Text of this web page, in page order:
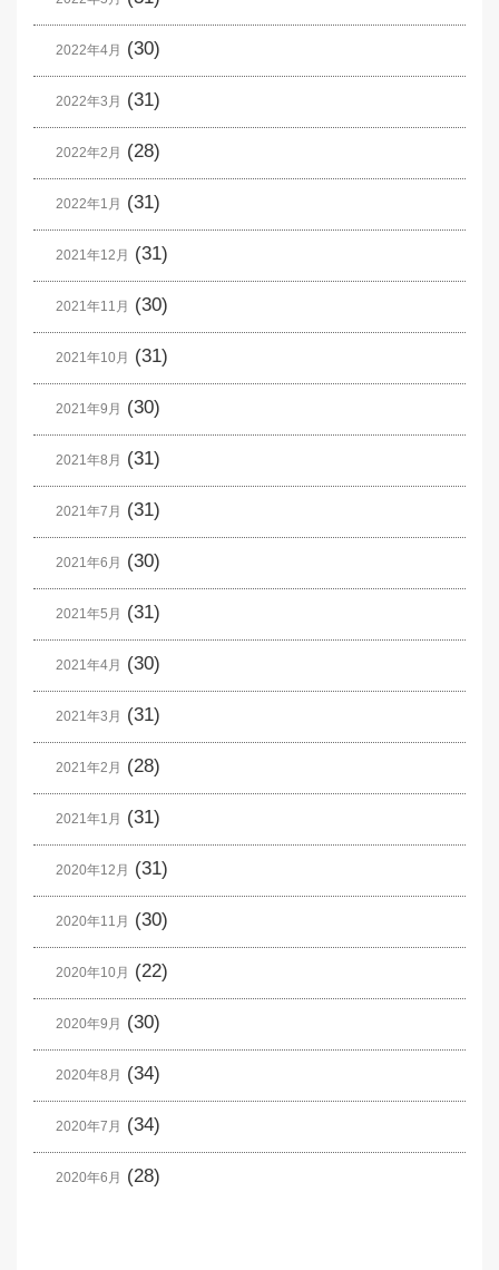
2022年4月 (30)
2022年3月 (31)
2022年2月 (28)
2022年1月 (31)
2021年12月 (31)
2021年11月 (30)
2021年10月 (31)
2021年9月 (30)
2021年8月 (31)
2021年7月 (31)
2021年6月 (30)
2021年5月 (31)
2021年4月 (30)
2021年3月 (31)
2021年2月 (28)
2021年1月 (31)
2020年12月 (31)
2020年11月 (30)
2020年10月 (22)
2020年9月 (30)
2020年8月 (34)
2020年7月 (34)
2020年6月 (28)